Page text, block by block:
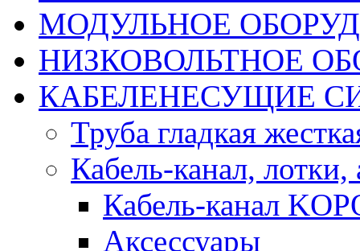
МОДУЛЬНОЕ
НИЗКОВОЛЬТНОЕ
КАБЕЛЕНЕСУЩИЕ
Труба гладкая
Кабель-канал, лотки,
Кабель-канал
Аксессуары